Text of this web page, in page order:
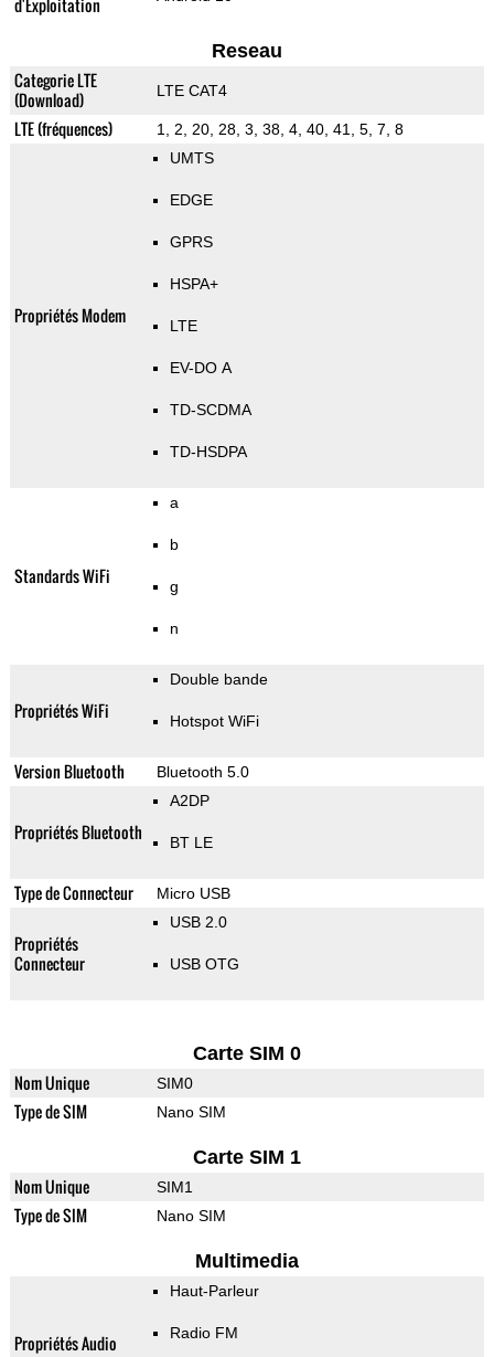
d'Exploitation
Reseau
Categorie LTE
(Download)
LTE CAT4
LTE (fréquences) 1, 2, 20, 28, 3, 38, 4, 40, 41, 5, 7, 8
Propriétés Modem
UMTS
EDGE
GPRS
HSPA+
LTE
EV-DO A
TD-SCDMA
TD-HSDPA
Standards WiFi
a
b
g
n
Propriétés WiFi
Double bande
Hotspot WiFi
Version Bluetooth Bluetooth 5.0
Propriétés Bluetooth
A2DP
BT LE
Type de Connecteur Micro USB
Propriétés
Connecteur
USB 2.0
USB OTG
Carte SIM 0
Nom Unique SIM0
Type de SIM Nano SIM
Carte SIM 1
Nom Unique SIM1
Type de SIM Nano SIM
Multimedia
Propriétés Audio
Haut-Parleur
Radio FM